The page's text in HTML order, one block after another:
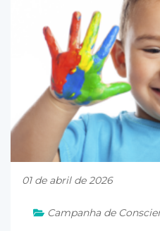
01 de abril de 2026
Campanha de